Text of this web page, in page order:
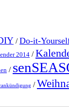
/Do-it-
2014 /
/
/